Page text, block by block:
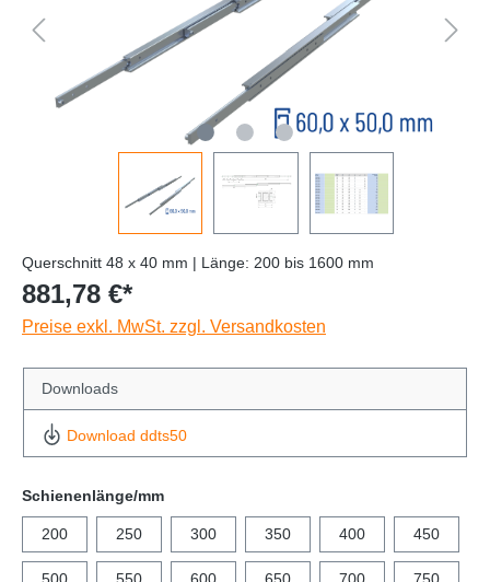
Querschnitt 48 x 40 mm | Länge: 200 bis 1600 mm
881,78 €*
Preise exkl. MwSt. zzgl. Versandkosten
Downloads
Download ddts50
Schienenlänge/mm
200 250 300 350 400 450
500 550 600 650 700 750